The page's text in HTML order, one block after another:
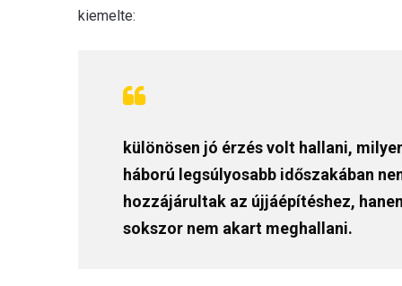
kiemelte:
különösen jó érzés volt hallani,
háború legsúlyosabb időszakában
hozzájárultak az újjáépítéshez,
sokszor nem akart meghallani.